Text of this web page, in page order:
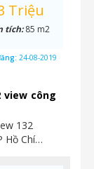
view công
132
Hồ Chí…
Triệu
tích:85 m2
24-08-2019